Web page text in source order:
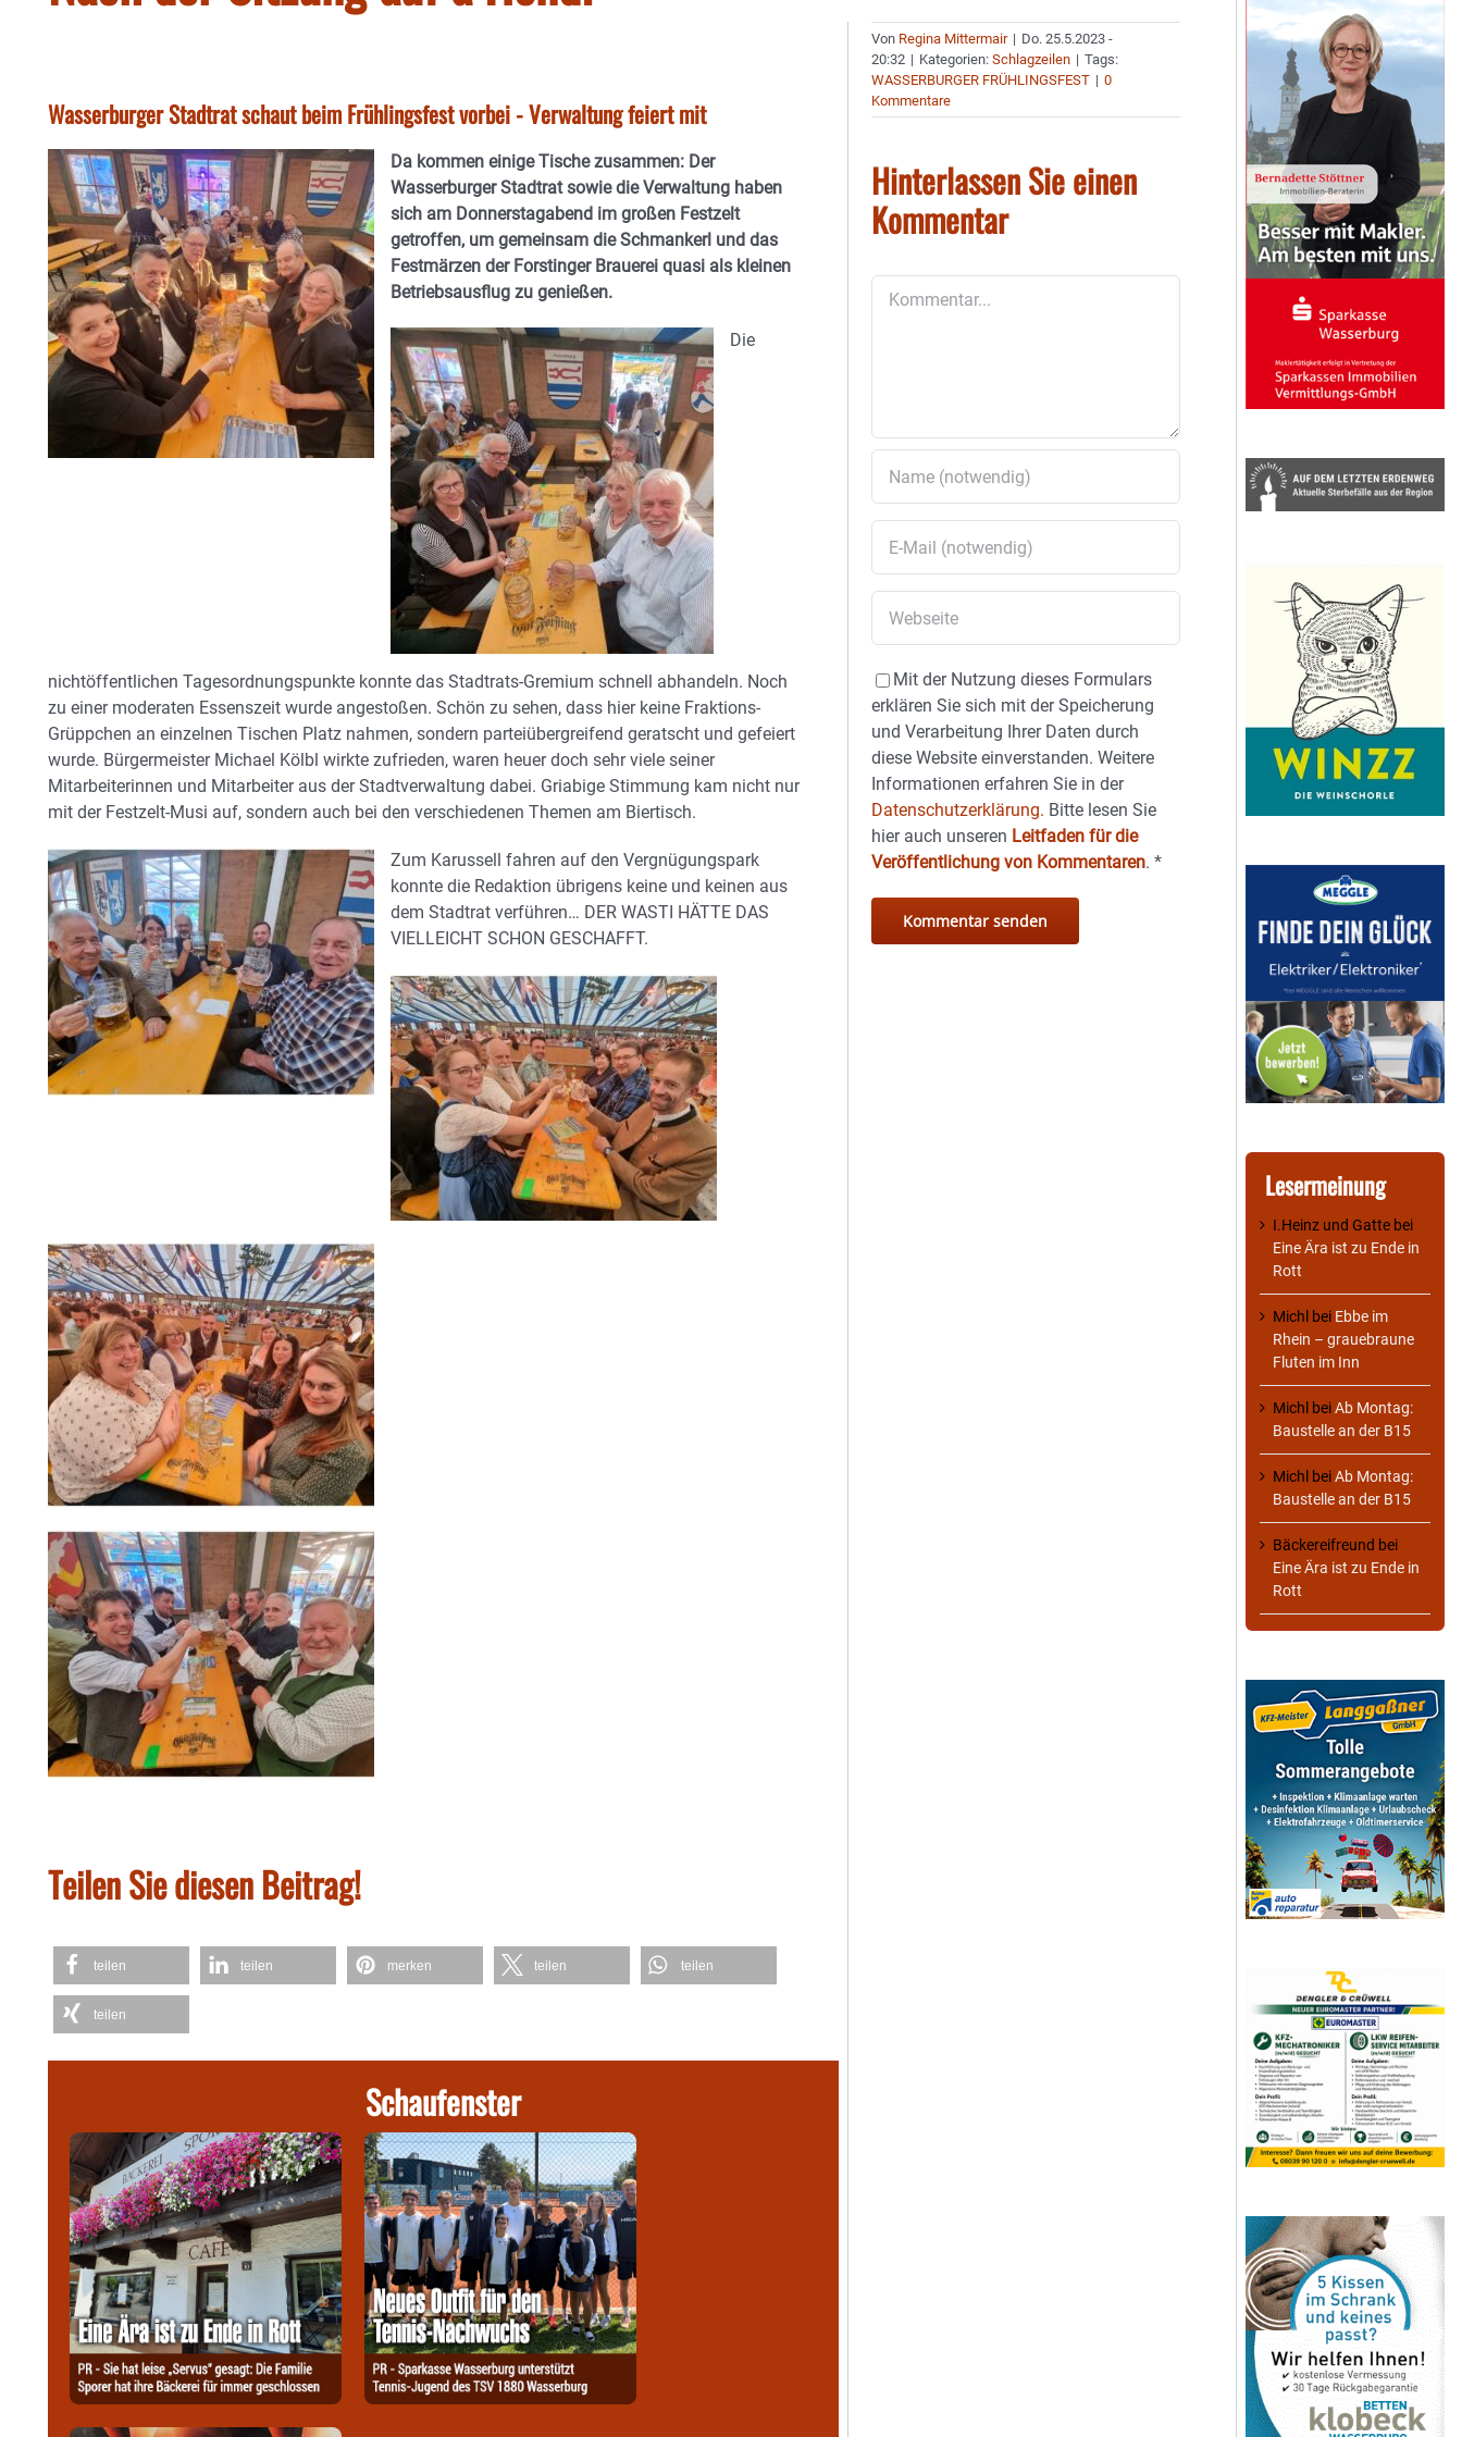
Wasserburger Stadtrat schaut beim Frühlingsfest vorbei - Verwaltung feiert mit
Da kommen einige Tische zusammen: Der
Wasserburger Stadtrat sowie die Verwaltung haben
sich am Donnerstagabend im großen Festzelt
getroffen, um gemeinsam die Schmankerl und das
Festmärzen der Forstinger Brauerei quasi als kleinen
Betriebsausflug zu genießen.
Die
nichtöffentlichen Tagesordnungspunkte konnte das Stadtrats-Gremium schnell abhandeln. Noch
zu einer moderaten Essenszeit wurde angestoßen. Schön zu sehen, dass hier keine Fraktions-
Grüppchen an einzelnen Tischen Platz nahmen, sondern parteiübergreifend geratscht und gefeiert
wurde. Bürgermeister Michael Kölbl wirkte zufrieden, waren heuer doch sehr viele seiner
Mitarbeiterinnen und Mitarbeiter aus der Stadtverwaltung dabei. Griabige Stimmung kam nicht nur
mit der Festzelt-Musi auf, sondern auch bei den verschiedenen Themen am Biertisch.
Zum Karussell fahren auf den Vergnügungspark
konnte die Redaktion übrigens keine und keinen aus
dem Stadtrat verführen… DER WASTI HÄTTE DAS
VIELLEICHT SCHON GESCHAFFT.
Teilen Sie diesen Beitrag!
teilen teilen merken teilen teilen
teilen
Schaufenster
Von Regina Mittermair | Do. 25.5.2023 -
20:32 | Kategorien:Schlagzeilen | Tags:
WASSERBURGER FRÜHLINGSFEST | 0
Kommentare
Hinterlassen Sie einen
Kommentar
Mit der Nutzung dieses Formulars
erklären Sie sich mit der Speicherung
und Verarbeitung Ihrer Daten durch
diese Website einverstanden. Weitere
Informationen erfahren Sie in der
Datenschutzerklärung. Bitte lesen Sie
hier auch unseren Leitfaden für die
Veröffentlichung von Kommentaren.*
Lesermeinung
I.Heinz und Gatte bei
Eine Ära ist zu Ende in
Rott
Michl bei Ebbe im
Rhein – grauebraune
Fluten im Inn
Michl beiAb Montag:
Baustelle an der B15
Michl beiAb Montag:
Baustelle an der B15
Bäckereifreund bei
Eine Ära ist zu Ende in
Rott